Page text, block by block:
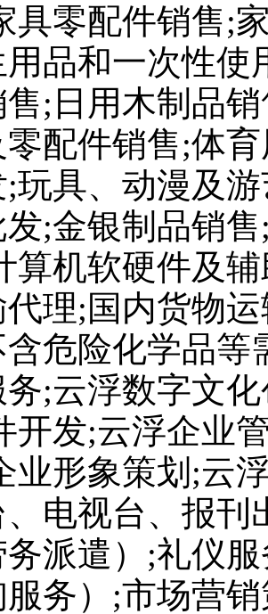
具零配件销售;
品和一次性
售;日用木制品
配件销售;体
;玩具、动漫及
发;金银制品销
算机软硬件及
理;国内货物
含危险化学品
务;云浮数字文
开发;云浮企业
业形象策划;云
、电视台、报
务派遣）;礼仪
务）;市场营